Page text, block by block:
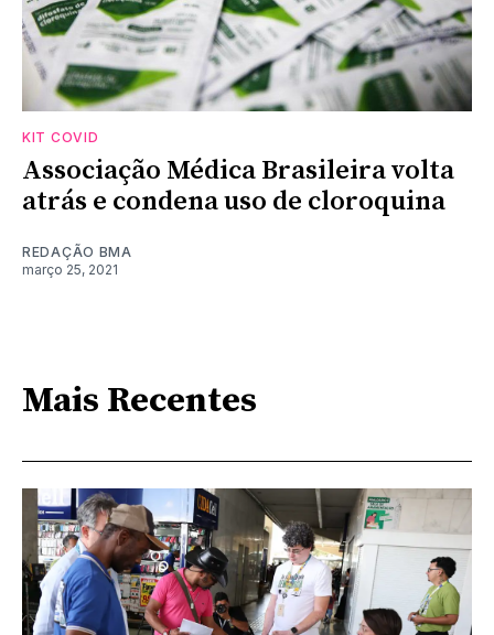
KIT COVID
Associação Médica Brasileira volta
atrás e condena uso de cloroquina
REDAÇÃO BMA
março 25, 2021
Mais Recentes